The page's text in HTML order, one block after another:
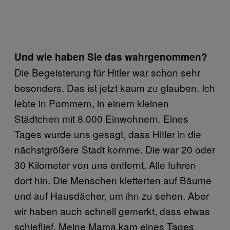
Und wie haben Sie das wahrgenommen?
Die Begeisterung für Hitler war schon sehr
besonders. Das ist jetzt kaum zu glauben. Ich
lebte in Pommern, in einem kleinen
Städtchen mit 8.000 Einwohnern. Eines
Tages wurde uns gesagt, dass Hitler in die
nächstgrößere Stadt komme. Die war 20 oder
30 Kilometer von uns entfernt. Alle fuhren
dort hin. Die Menschen kletterten auf Bäume
und auf Hausdächer, um ihn zu sehen. Aber
wir haben auch schnell gemerkt, dass etwas
schieflief. Meine Mama kam eines Tages